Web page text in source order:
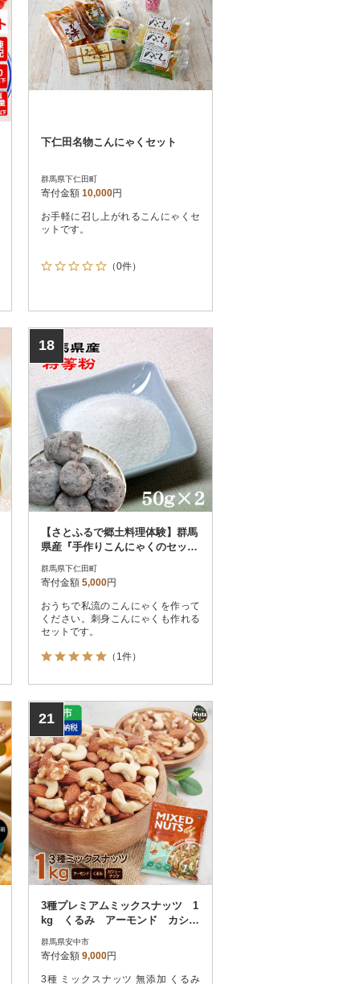
下仁田名物こんにゃくセット
群馬県下仁田町
寄付金額 10,000円
お手軽に召し上がれるこんにゃくセ
ットです。
（0件）
18
【さとふるで郷土料理体験】群馬
県産『手作りこんにゃくのセッ
群馬県下仁田町
寄付金額 5,000円
おうちで私流のこんにゃくを作って
ください。刺身こんにゃくも作れる
セットです。
（1件）
21
3種プレミアムミックスナッツ 1
kg くるみ アーモンド カシュ
群馬県安中市
寄付金額 9,000円
3種 ミックスナッツ 無添加 くるみ